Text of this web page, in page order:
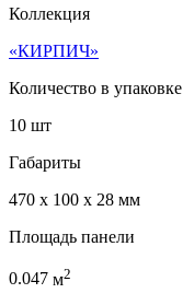
Коллекция
«КИРПИЧ»
Количество в упаковке
10 шт
Габариты
470 x 100 x 28 мм
Площадь панели
0.047 м2